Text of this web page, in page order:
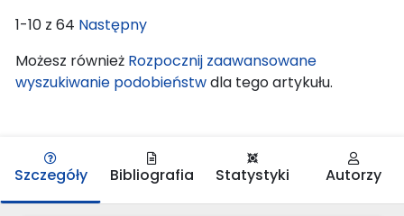
1-10 z 64 Następny
Możesz również Rozpocznij zaawansowane
wyszukiwanie podobieństwdla tego artykułu.
Szczegóły Bibliografia Statystyki Autorzy